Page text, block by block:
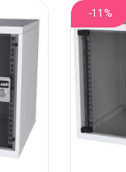
-11%